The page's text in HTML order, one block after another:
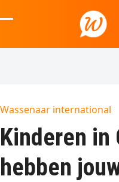
to
mobile
mobile
Wassenaar international
Kinderen in
hebben